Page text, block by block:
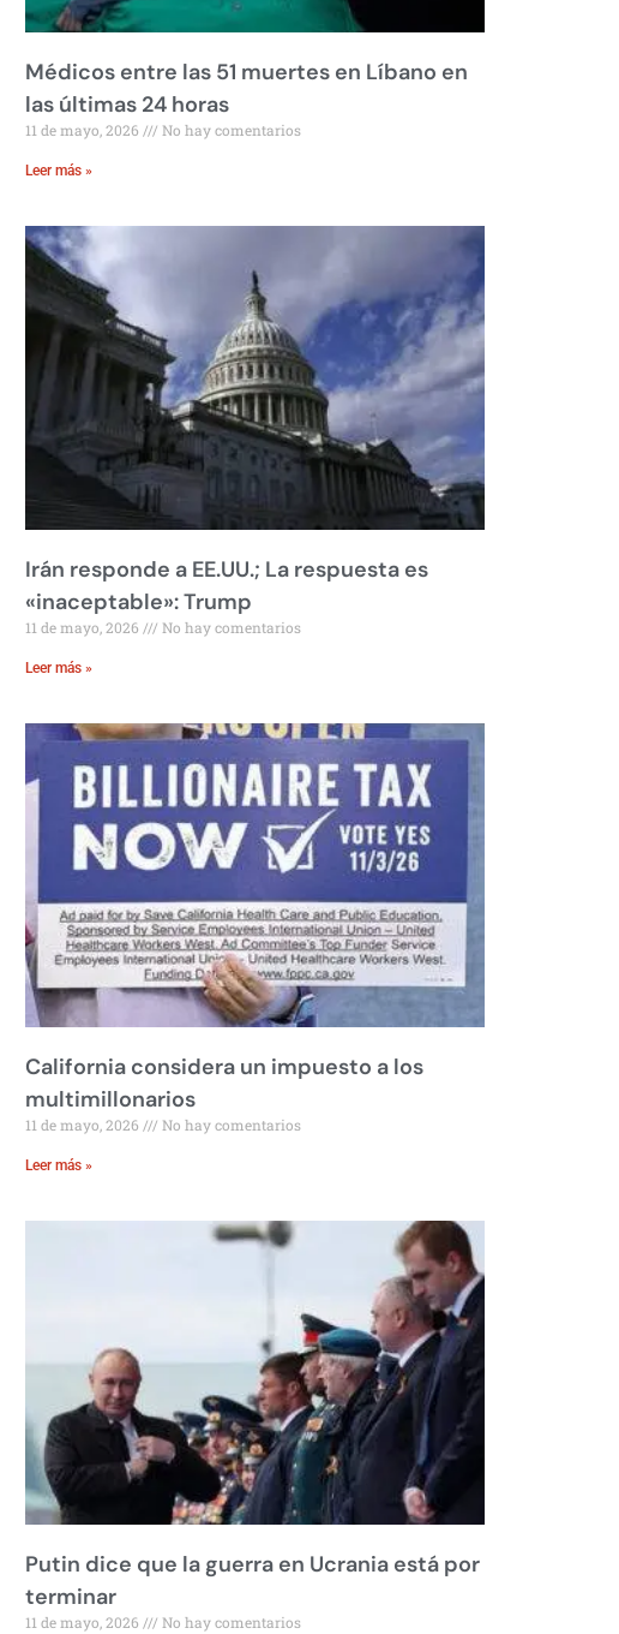
Médicos entre las 51 muertes en Líbano en
las últimas 24 horas
11 de mayo, 2026 No hay comentarios
Leer más »
Irán responde a EE.UU.; La respuesta es
«inaceptable»: Trump
11 de mayo, 2026 No hay comentarios
Leer más »
California considera un impuesto a los
multimillonarios
11 de mayo, 2026 No hay comentarios
Leer más »
Putin dice que la guerra en Ucrania está por
terminar
11 de mayo, 2026 No hay comentarios